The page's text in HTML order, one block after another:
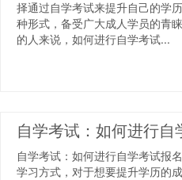
择通过自学考试来提升自己的学
种形式，备受广大成人学员的青
的人来说，如何进行自学考试...
自学考试：如何进行自
自学考试：如何进行自学考试报
学习方式，对于想要提升学历的